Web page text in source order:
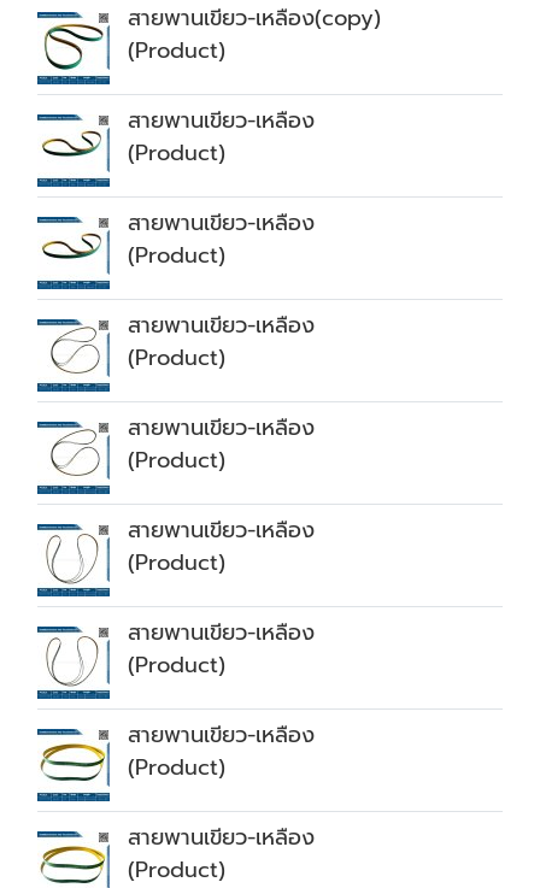
สายพานเขียว-เหลือง(copy)
(Product)
สายพานเขียว-เหลือง
(Product)
สายพานเขียว-เหลือง
(Product)
สายพานเขียว-เหลือง
(Product)
สายพานเขียว-เหลือง
(Product)
สายพานเขียว-เหลือง
(Product)
สายพานเขียว-เหลือง
(Product)
สายพานเขียว-เหลือง
(Product)
สายพานเขียว-เหลือง
(Product)